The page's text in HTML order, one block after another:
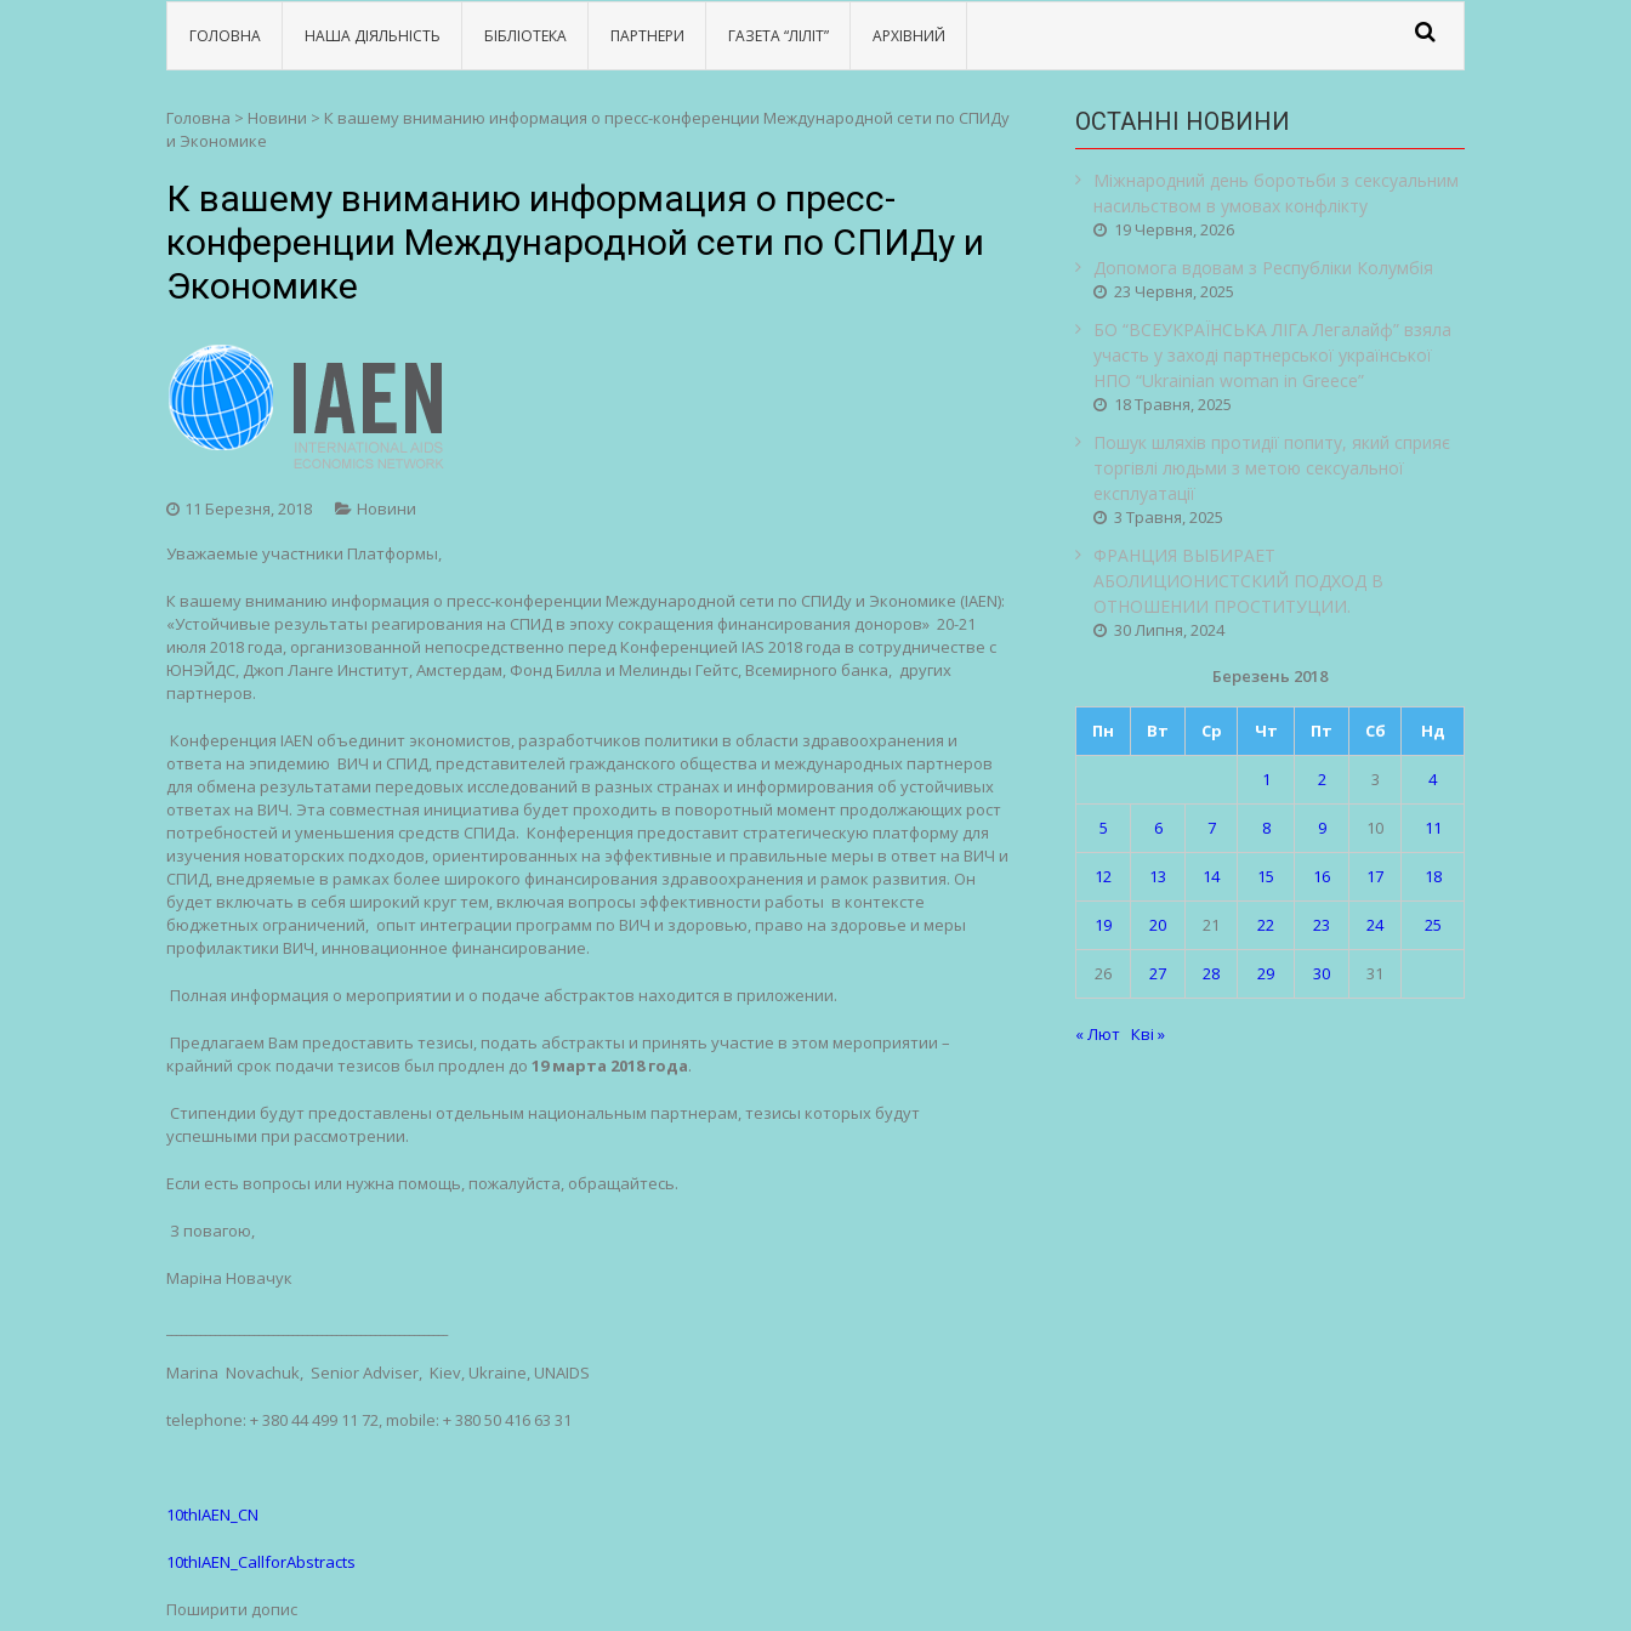
ГОЛОВНА НАША ДІЯЛЬНІСТЬ БІБЛІОТЕКА ПАРТНЕРИ ГАЗЕТА “ЛІЛІТ” АРХІВНИЙ
Головна > Новини > К вашему вниманию информация о преcc-конференции Международной сети по СПИДу
и Экономике
К вашему вниманию информация о преcc-
конференции Международной сети по СПИДу и
Экономике
11 Березня, 2018 Новини
Уважаемые участники Платформы,
К вашему вниманию информация о преcc-конференции Международной сети по СПИДу и Экономике (IAEN):
«Устойчивые результаты реагирования на СПИД в эпоху сокращения финансирования доноров» 20-21
июля 2018 года, организованной непосредственно перед Конференцией IAS 2018 года в сотрудничестве с
ЮНЭЙДС, Джоп Ланге Институт, Амстердам, Фонд Билла и Мелинды Гейтс, Всемирного банка, других
партнеров.
Конференция IAEN объединит экономистов, разработчиков политики в области здравоохранения и
ответа на эпидемию ВИЧ и СПИД, представителей гражданского общества и международных партнеров
для обмена результатами передовых исследований в разных странах и информирования об устойчивых
ответах на ВИЧ. Эта совместная инициатива будет проходить в поворотный момент продолжающих рост
потребностей и уменьшения средств СПИДа. Конференция предоставит стратегическую платформу для
изучения новаторских подходов, ориентированных на эффективные и правильные меры в ответ на ВИЧ и
СПИД, внедряемые в рамках более широкого финансирования здравоохранения и рамок развития. Он
будет включать в себя широкий круг тем, включая вопросы эффективности работы в контексте
бюджетных ограничений, опыт интеграции программ по ВИЧ и здоровью, право на здоровье и меры
профилактики ВИЧ, инновационное финансирование.
Полная информация о мероприятии и о подаче абстрактов находится в приложении.
Предлагаем Вам предоставить тезисы, подать абстракты и принять участие в этом мероприятии –
крайний срок подачи тезисов был продлен до 19 марта 2018 года.
Стипендии будут предоставлены отдельным национальным партнерам, тезисы которых будут
успешными при рассмотрении.
Если есть вопросы или нужна помощь, пожалуйста, обращайтесь.
З повагою,
Марiна Новачук
Marina Novachuk Senior Adviser Kiev Ukraine UNAIDS
telephone: + 380 44 499 11 72 , mobile: + 380 50 416 63 31
10thIAEN_CN
10thIAEN_CallforAbstracts
Поширити допис
ОСТАННІ НОВИНИ
Міжнародний день боротьби з сексуальним
насильством в умовах конфлікту
19 Червня, 2026
Допомога вдовам з Республіки Колумбія
23 Червня, 2025
БО “ВСЕУКРАЇНСЬКА ЛІГА Легалайф” взяла
участь у заході партнерської української
НПО “Ukrainian woman in Greece”
18 Травня, 2025
Пошук шляхів протидії попиту, який сприяє
торгівлі людьми з метою сексуальної
експлуатації
3 Травня, 2025
ФРАНЦИЯ ВЫБИРАЕТ
АБОЛИЦИОНИСТСКИЙ ПОДХОД В
ОТНОШЕНИИ ПРОСТИТУЦИИ.
30 Липня, 2024
Березень 2018
Пн Вт Ср Чт Пт Сб Нд
1 2 3 4
5 6 7 8 9 10 11
12 13 14 15 16 17 18
19 20 21 22 23 24 25
26 27 28 29 30 31
« Лют Кві »